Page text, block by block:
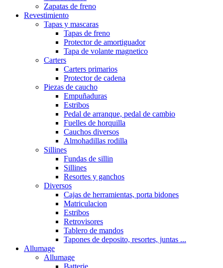
Zapatas de freno
Revestimiento
Tapas y mascaras
Tapas de freno
Protector de amortiguador
Tapa de volante magnetico
Carters
Carters primarios
Protector de cadena
Piezas de caucho
Empuñaduras
Estribos
Pedal de arranque, pedal de cambio
Fuelles de horquilla
Cauchos diversos
Almohadillas rodilla
Sillines
Fundas de sillin
Sillines
Resortes y ganchos
Diversos
Cajas de herramientas, porta bidones
Matriculacion
Estribos
Retrovisores
Tablero de mandos
Tapones de deposito, resortes, juntas ...
Allumage
Allumage